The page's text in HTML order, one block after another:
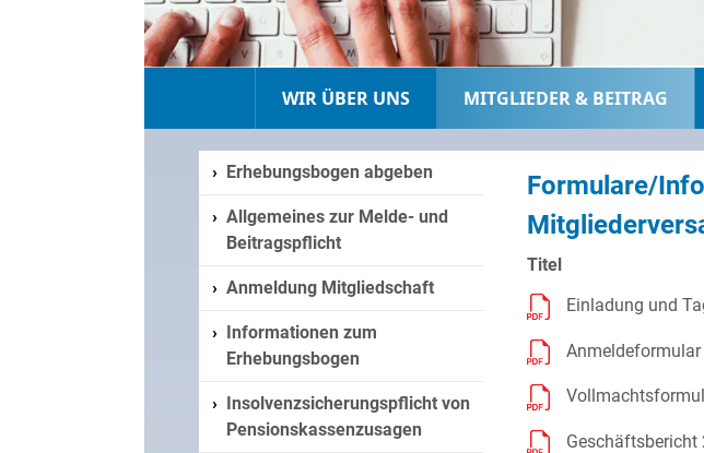
WIR ÜBER UNS MITGLIEDER & BEITRAG
Erhebungsbogen abgeben
Allgemeines zur Melde- und
Beitragspflicht
Anmeldung Mitgliedschaft
Informationen zum
Erhebungsbogen
Insolvenzsicherungspflicht von
Pensionskassenzusagen
Formulare/
Titel
Einladung und
Anmeldeformular
Geschäftsbericht